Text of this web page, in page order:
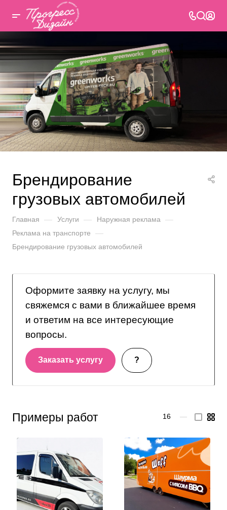
Брендирование
грузовых автомобилей
Главная — Услуги — Наружная реклама —
Реклама на транспорте —
Брендирование грузовых автомобилей
Оформите заявку на услугу, мы
свяжемся с вами в ближайшее время
и ответим на все интересующие
вопросы.
Заказать услугу ?
Примеры работ 16 —